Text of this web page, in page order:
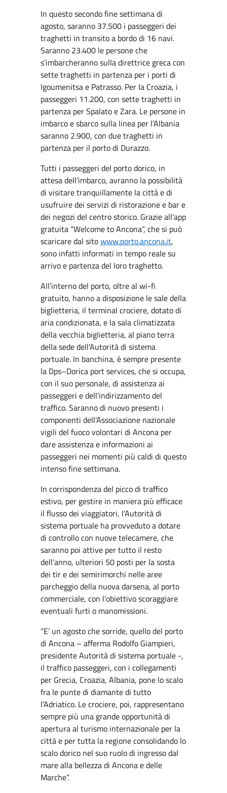
In questo secondo fine settimana di
agosto, saranno 37.500 i passeggeri dei
traghetti in transito a bordo di 16 navi.
Saranno 23.400 le persone che
s’imbarcheranno sulla direttrice greca con
sette traghetti in partenza per i porti di
Igoumenitsa e Patrasso. Per la Croazia, i
passeggeri 11.200, con sette traghetti in
partenza per Spalato e Zara. Le persone in
imbarco e sbarco sulla linea per l’Albania
saranno 2.900, con due traghetti in
partenza per il porto di Durazzo.
Tutti i passeggeri del porto dorico, in
attesa dell’imbarco, avranno la possibilità
di visitare tranquillamente la città e di
usufruire dei servizi di ristorazione e bar e
dei negozi del centro storico. Grazie all’app
gratuita “Welcome to Ancona”, che si può
scaricare dal sitowww.porto.ancona.it,
sono infatti informati in tempo reale su
arrivo e partenza del loro traghetto.
All’interno del porto, oltre al wi-fi
gratuito, hanno a disposizione le sale della
biglietteria, il terminal crociere, dotato di
aria condizionata, e la sala climatizzata
della vecchia biglietteria, al piano terra
della sede dell'Autorità di sistema
portuale. In banchina, è sempre presente
la Dps–Dorica port services, che si occupa,
con il suo personale, di assistenza ai
passeggeri e dell’indirizzamento del
traffico. Saranno di nuovo presenti i
componenti dell’Associazione nazionale
vigili del fuoco volontari di Ancona per
dare assistenza e informazioni ai
passeggeri nei momenti più caldi di questo
intenso fine settimana.
In corrispondenza del picco di traffico
estivo, per gestire in maniera più efficace
il flusso dei viaggiatori, l’Autorità di
sistema portuale ha provveduto a dotare
di controllo con nuove telecamere, che
saranno poi attive per tutto il resto
dell’anno, ulteriori 50 posti per la sosta
dei tir e dei semirimorchi nelle aree
parcheggio della nuova darsena, al porto
commerciale, con l’obiettivo scoraggiare
eventuali furti o manomissioni.
“E’ un agosto che sorride, quello del porto
di Ancona – afferma Rodolfo Giampieri,
presidente Autorità di sistema portuale -,
il traffico passeggeri, con i collegamenti
per Grecia, Croazia, Albania, pone lo scalo
fra le punte di diamante di tutto
l’Adriatico. Le crociere, poi, rappresentano
sempre più una grande opportunità di
apertura al turismo internazionale per la
città e per tutta la regione consolidando lo
scalo dorico nel suo ruolo di ingresso dal
mare alla bellezza di Ancona e delle
Marche”.